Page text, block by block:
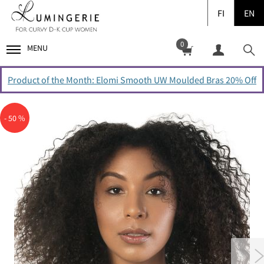
FI EN
MENU 0
Product of the Month: Elomi Smooth UW Moulded Bras 20% Off
- 50 %